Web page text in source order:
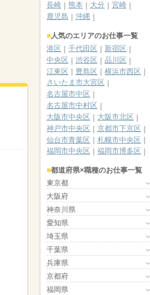
長崎
熊本 大分
宮崎
鹿児島
沖縄
人気のエリアのお仕事一覧
港区
千代田区
新宿区
中央区
渋谷区
品川区
江東区
豊島区
横浜市西区
さいたま市大宮区
名古屋市中区
名古屋市中村区
大阪市中央区
大阪市北区
神戸市中央区
京都市下京区
仙台市青葉区
札幌市中央区
福岡市中央区
福岡市博多区
都道府県×職種のお仕事一覧
東京都
大阪府
神奈川県
愛知県
埼玉県
千葉県
兵庫県
京都府
福岡県